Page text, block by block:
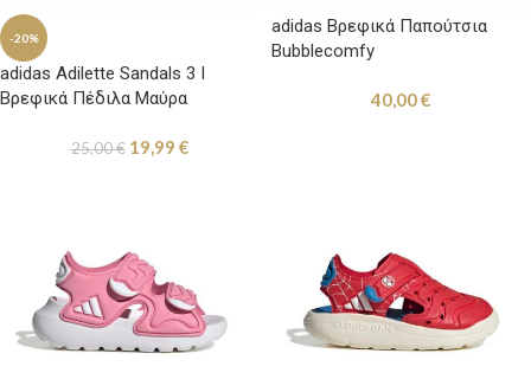
-20%
adidas Adilette Sandals 3 I
Βρεφικά Πέδιλα Μαύρα
25,00€ 19,99 €
adidas Βρεφικά Παπούτσια
Bubblecomfy
40,00€